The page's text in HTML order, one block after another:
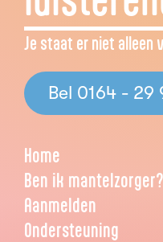
Je staat er niet alleen
Bel 0164 - 29
Home
Ben ik mantelzorger?
Aanmelden
Ondersteuning